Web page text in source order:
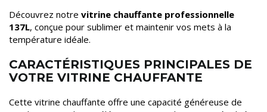
Découvrez notre vitrine chauffante professionnelle
137L, conçue pour sublimer et maintenir vos mets à la
température idéale.
CARACTÉRISTIQUES PRINCIPALES DE
VOTRE VITRINE CHAUFFANTE
Cette vitrine chauffante offre une capacité généreuse de